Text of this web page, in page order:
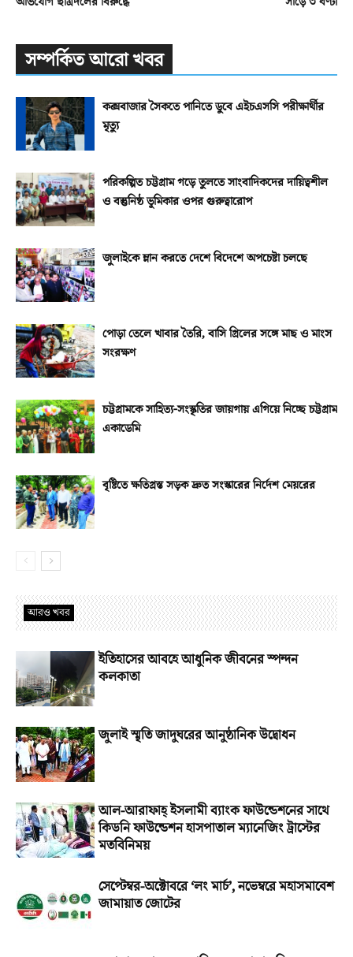
সম্পর্কিত আরো খবর
কক্সবাজার সৈকতে পানিতে ডুবে এইচএসসি পরীক্ষার্থীর
মৃত্যু
পরিকল্পিত চট্টগ্রাম গড়ে তুলতে সাংবাদিকদের দায়িত্বশীল
ও বস্তুনিষ্ঠ ভূমিকার ওপর গুরুত্বারোপ
জুলাইকে ম্লান করতে দেশে বিদেশে অপচেষ্টা চলছে
পোড়া তেলে খাবার তৈরি, বাসি গ্রিলের সঙ্গে মাছ ও মাংস
সংরক্ষণ
চট্টগ্রামকে সাহিত্য-সংস্কৃতির জায়গায় এগিয়ে নিচ্ছে চট্টগ্রাম
একাডেমি
বৃষ্টিতে ক্ষতিগ্রস্ত সড়ক দ্রুত সংস্কারের নির্দেশ মেয়রের
আরও খবর
ইতিহাসের আবহে আধুনিক জীবনের স্পন্দন
কলকাতা
জুলাই স্মৃতি জাদুঘরের আনুষ্ঠানিক উদ্বোধন
আল-আরাফাহ্‌ ইসলামী ব্যাংক ফাউন্ডেশনের সাথে
কিডনি ফাউন্ডেশন হাসপাতাল ম্যানেজিং ট্রাস্টের
মতবিনিময়
সেপ্টেম্বর-অক্টোবরে ‘লং মার্চ’, নভেম্বরে মহাসমাবেশ
জামায়াত জোটের